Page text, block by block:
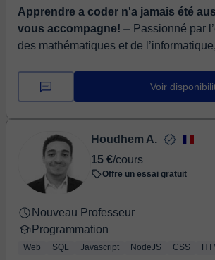
para crear logotipos, ilustraciones,
presentaciones, por supuesto. Muy
conocen realmente la infinita
presentaciones dinámicas con
del público, manejo de vectores al
enseñaré todos los secretos que
programa para que puedas plasmar lo
por la cabeza en una presentación o
Adicionalmente, te enseñaré otras de
funciones que trae PowerPoint:
para mostrar datos complejos... A veces no tomar una
decisión es la decisión incorrecta... ¿a
Pregúntame lo que se te pase por la
Apprendre a coder n'a jamais été
vous accompagne! ⏤ Passionné par l’enseignement
des mathématiques et de
intéressantes pou...
Voir
Houdhem A.
15 €/cours
Offre un essai gratuit
Nouveau Professeur
Programmation
Web SQL Javascript NodeJS CSS